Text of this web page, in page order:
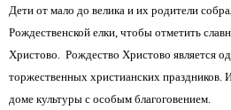
Дети от мало до велика и их родители
Рождественской елки, чтобы отметить
Христово. Рождество Христово является
торжественных христианских праздников.
доме культуры с особым благоговением.